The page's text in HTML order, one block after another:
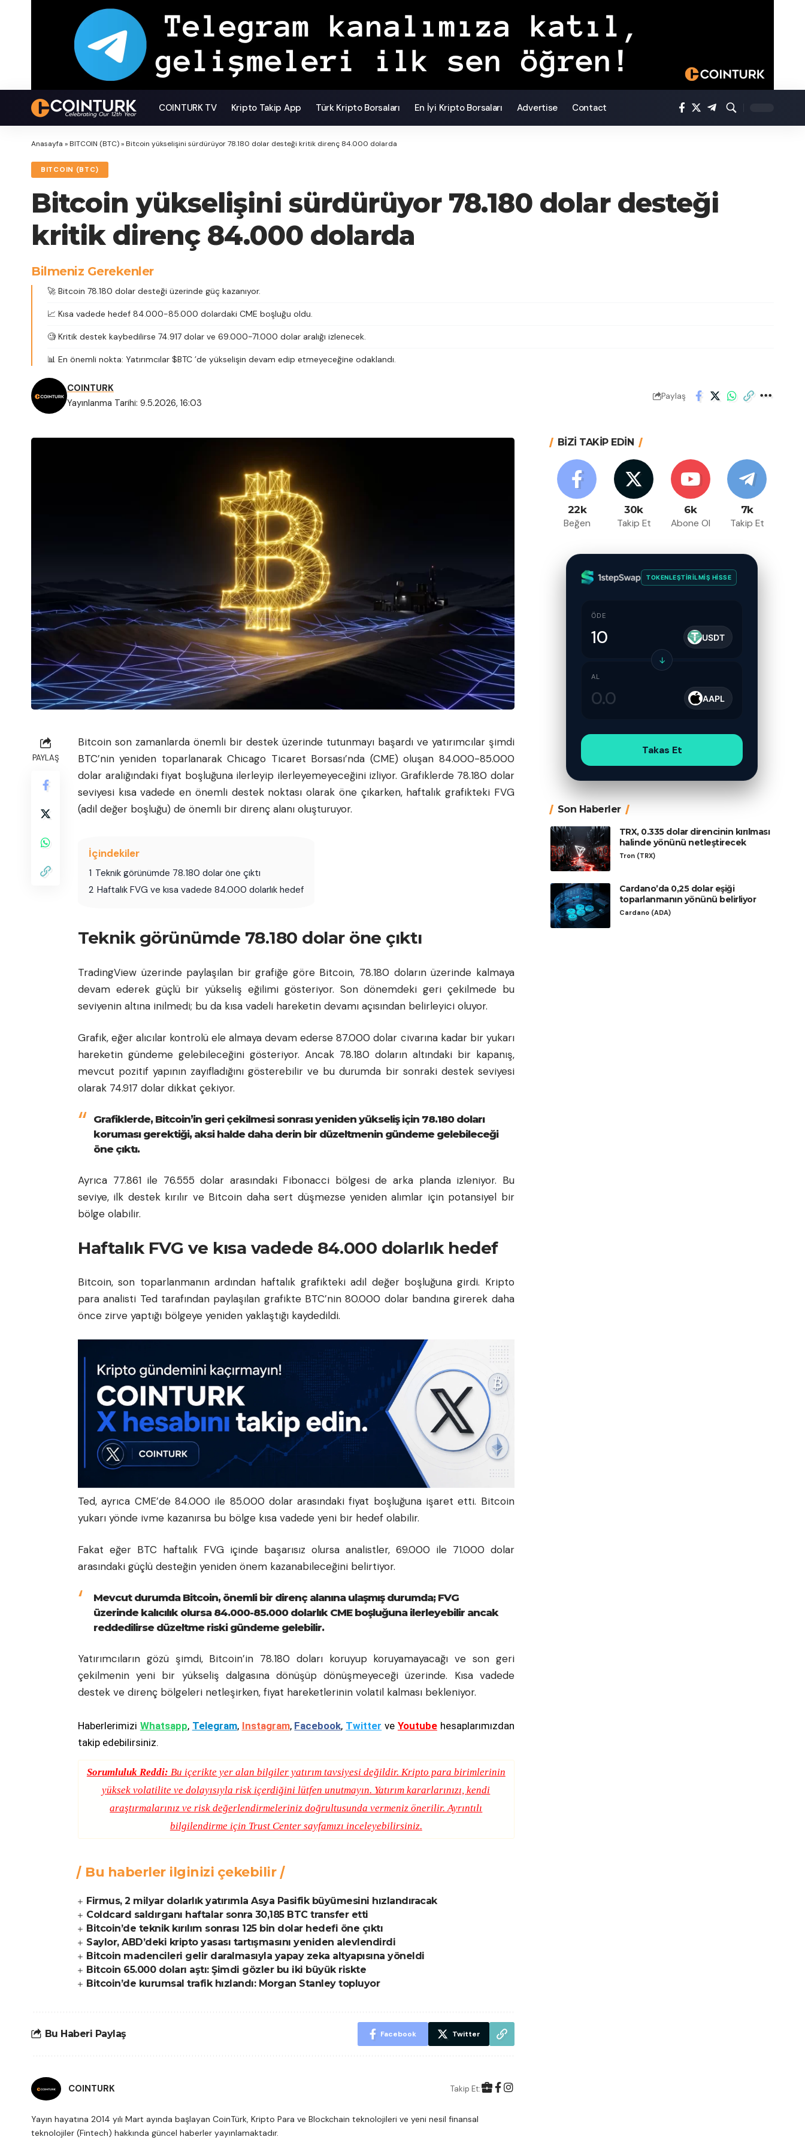
COINTURK TV Kripto Takip App Türk Kripto Borsaları En İyi Kripto Borsaları Advertise Contact
Anasayfa »BITCOIN (BTC)»Bitcoin yükselişini sürdürüyor 78.180 dolar desteği kritik direnç 84.000 dolarda
BITCOIN (BTC)
Bitcoin yükselişini sürdürüyor 78.180 dolar desteği
kritik direnç 84.000 dolarda
Bilmeniz Gerekenler
🚀 Bitcoin 78.180 dolar desteği üzerinde güç kazanıyor.
📈 Kısa vadede hedef 84.000-85.000 dolardaki CME boşluğu oldu.
🧐 Kritik destek kaybedilirse 74.917 dolar ve 69.000-71.000 dolar aralığı izlenecek.
📊 En önemli nokta: Yatırımcılar $BTC ’de yükselişin devam edip etmeyeceğine odaklandı.
Yayınlanma Tarihi: 9.5.2026, 16:03
COINTURK
Paylaş
PAYLAŞ
Bitcoin son zamanlarda önemli bir destek üzerinde tutunmayı başardı ve yatırımcılar şimdi
BTC’nin yeniden toparlanarak Chicago Ticaret Borsası’nda (CME) oluşan 84.000-85.000
dolar aralığındaki fiyat boşluğuna ilerleyip ilerleyemeyeceğini izliyor. Grafiklerde 78.180 dolar
seviyesi kısa vadede en önemli destek noktası olarak öne çıkarken, haftalık grafikteki FVG
(adil değer boşluğu) de önemli bir direnç alanı oluşturuyor.
İçindekiler
1 Teknik görünümde 78.180 dolar öne çıktı
2 Haftalık FVG ve kısa vadede 84.000 dolarlık hedef
Teknik görünümde 78.180 dolar öne çıktı
TradingView üzerinde paylaşılan bir grafiğe göre Bitcoin, 78.180 doların üzerinde kalmaya
devam ederek güçlü bir yükseliş eğilimi gösteriyor. Son dönemdeki geri çekilmede bu
seviyenin altına inilmedi; bu da kısa vadeli hareketin devamı açısından belirleyici oluyor.
Grafik, eğer alıcılar kontrolü ele almaya devam ederse 87.000 dolar civarına kadar bir yukarı
hareketin gündeme gelebileceğini gösteriyor. Ancak 78.180 doların altındaki bir kapanış,
mevcut pozitif yapının zayıfladığını gösterebilir ve bu durumda bir sonraki destek seviyesi
olarak 74.917 dolar dikkat çekiyor.
Grafiklerde, Bitcoin’in geri çekilmesi sonrası yeniden yükseliş için 78.180 doları
koruması gerektiği, aksi halde daha derin bir düzeltmenin gündeme gelebileceği
öne çıktı.
Ayrıca 77.861 ile 76.555 dolar arasındaki Fibonacci bölgesi de arka planda izleniyor. Bu
seviye, ilk destek kırılır ve Bitcoin daha sert düşmezse yeniden alımlar için potansiyel bir
bölge olabilir.
Haftalık FVG ve kısa vadede 84.000 dolarlık hedef
Bitcoin, son toparlanmanın ardından haftalık grafikteki adil değer boşluğuna girdi. Kripto
para analisti Ted tarafından paylaşılan grafikte BTC’nin 80.000 dolar bandına girerek daha
önce zirve yaptığı bölgeye yeniden yaklaştığı kaydedildi.
Ted, ayrıca CME’de 84.000 ile 85.000 dolar arasındaki fiyat boşluğuna işaret etti. Bitcoin
yukarı yönde ivme kazanırsa bu bölge kısa vadede yeni bir hedef olabilir.
Fakat eğer BTC haftalık FVG içinde başarısız olursa analistler, 69.000 ile 71.000 dolar
arasındaki güçlü desteğin yeniden önem kazanabileceğini belirtiyor.
Mevcut durumda Bitcoin, önemli bir direnç alanına ulaşmış durumda; FVG
üzerinde kalıcılık olursa 84.000-85.000 dolarlık CME boşluğuna ilerleyebilir ancak
reddedilirse düzeltme riski gündeme gelebilir.
Yatırımcıların gözü şimdi, Bitcoin’in 78.180 doları koruyup koruyamayacağı ve son geri
çekilmenin yeni bir yükseliş dalgasına dönüşüp dönüşmeyeceği üzerinde. Kısa vadede
destek ve direnç bölgeleri netleşirken, fiyat hareketlerinin volatil kalması bekleniyor.
Haberlerimizi Whatsapp, Telegram, Instagram, Facebook, Twitter ve Youtubehesaplarımızdan
takip edebilirsiniz.
Sorumluluk Reddi: Bu içerikte yer alan bilgiler yatırım tavsiyesi değildir. Kripto para birimlerinin
yüksek volatilite ve dolayısıyla risk içerdiğini lütfen unutmayın. Yatırım kararlarınızı, kendi
araştırmalarınız ve risk değerlendirmeleriniz doğrultusunda vermeniz önerilir. Ayrıntılı
bilgilendirme için Trust Centersayfamızı inceleyebilirsiniz.
Bu haberler ilginizi çekebilir
Firmus, 2 milyar dolarlık yatırımla Asya Pasifik büyümesini hızlandıracak
Coldcard saldırganı haftalar sonra 30,185 BTC transfer etti
Bitcoin’de teknik kırılım sonrası 125 bin dolar hedefi öne çıktı
Saylor, ABD’deki kripto yasası tartışmasını yeniden alevlendirdi
Bitcoin madencileri gelir daralmasıyla yapay zeka altyapısına yöneldi
Bitcoin 65.000 doları aştı: Şimdi gözler bu iki büyük riskte
Bitcoin’de kurumsal trafik hızlandı: Morgan Stanley topluyor
Bu Haberi Paylaş Facebook Twitter
COINTURK Takip Et:
Yayın hayatına 2014 yılı Mart ayında başlayan CoinTürk, Kripto Para ve Blockchain teknolojileri ve yeni nesil finansal
teknolojiler (Fintech) hakkında güncel haberler yayınlamaktadır.
BİZİ TAKİP EDİN
22k
Beğen
30k
Takip Et
6k
Abone Ol
7k
Takip Et
TOKENLEŞTIRILMIŞ HISSE
ÖDE
USDT
↓
AL
AAPL
Takas Et
Son Haberler
TRX, 0.335 dolar direncinin kırılması
halinde yönünü netleştirecek
Tron (TRX)
Cardano’da 0,25 dolar eşiği
toparlanmanın yönünü belirliyor
Cardano (ADA)